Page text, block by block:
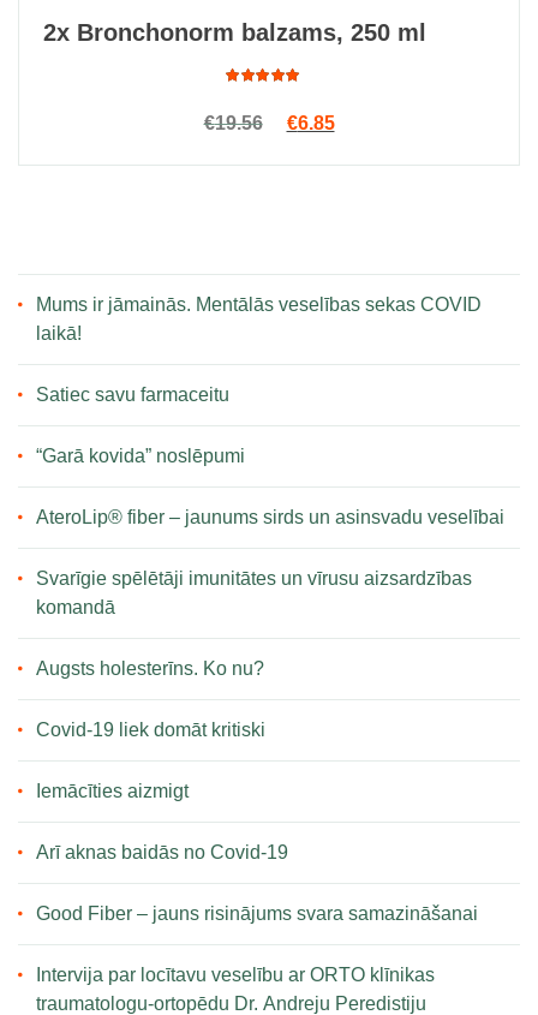
2x Bronchonorm balzams, 250 ml
4.88
out
€19.56 Original price was: €19.56.
€6.85Current price is: €6.85.
Mums ir jāmainās. Mentālās veselības sekas COVID
laikā!
Satiec savu farmaceitu
“Garā kovida” noslēpumi
AteroLip® fiber – jaunums sirds un asinsvadu veselībai
Svarīgie spēlētāji imunitātes un vīrusu aizsardzības
komandā
Augsts holesterīns. Ko nu?
Covid-19 liek domāt kritiski
Iemācīties aizmigt
Arī aknas baidās no Covid-19
Good Fiber – jauns risinājums svara samazināšanai
Intervija par locītavu veselību ar ORTO klīnikas
traumatologu-ortopēdu Dr. Andreju Peredistiju